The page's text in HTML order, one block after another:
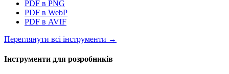
PDF в PNG
PDF в WebP
PDF в AVIF
Переглянути всі інструменти →
Інструменти для розробників